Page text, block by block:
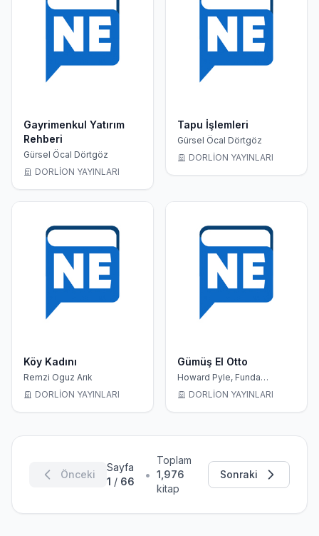
Gayrimenkul Yatırım
Rehberi
Gürsel Öcal Dörtgöz
DORLİON YAYINLARI
Tapu İşlemleri
Gürsel Öcal Dörtgöz
DORLİON YAYINLARI
Köy Kadını
Remzi Oguz Arık
DORLİON YAYINLARI
Gümüş El Otto
Howard Pyle, Funda
Şirinoğlu
DORLİON YAYINLARI
Önceki
Sayfa
1 / 66 •
Toplam
1,976
kitap
Sonraki